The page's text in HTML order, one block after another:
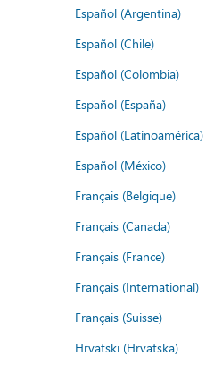
Español (Argentina)
Español (Chile)
Español (Colombia)
Español (España)
Español (Latinoamérica)
Español (México)
Français (Belgique)
Français (Canada)
Français (France)
Français (International)
Français (Suisse)
Hrvatski (Hrvatska)